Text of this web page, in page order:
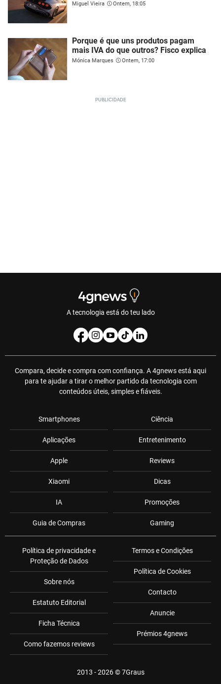
Miguel Vieira Ontem, 18:05
Porque é que uns produtos pagam
mais IVA do que outros? Fisco explica
Mónica Marques Ontem, 17:00
A tecnologia está do teu lado
Compara, decide e compra com confiança. A 4gnews está aqui
para te ajudar a tirar o melhor partido da tecnologia com
conteúdos úteis, simples e fiáveis.
Smartphones
Aplicações
Apple
Xiaomi
IA
Guia de Compras
Ciência
Entretenimento
Reviews
Dicas
Promoções
Gaming
Política de privacidade e
Proteção de Dados
Sobre nós
Estatuto Editorial
Ficha Técnica
Como fazemos reviews
Termos e Condições
Política de Cookies
Contacto
Anuncie
Prémios 4gnews
2013 - 2026 ©7Graus